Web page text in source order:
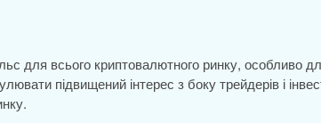
для всього криптовалютного ринку, особливо
підвищений інтерес з боку трейдерів і